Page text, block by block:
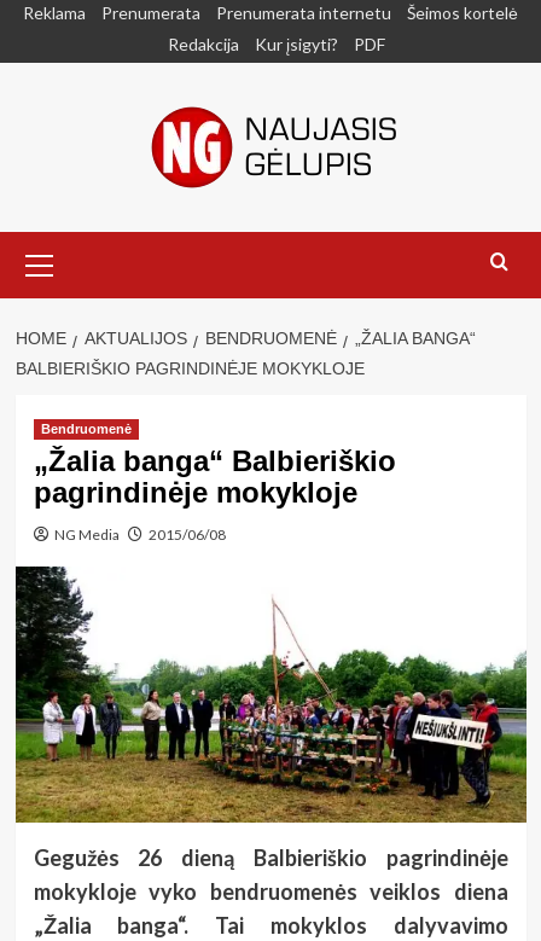
SkipReklama Prenumerata Prenumerata internetu
Šeimos kortelė
Redakcija
Kur įsigyti? PDF
Menu
HOME AKTUALIJOS BENDRUOMENĖ
„ŽALIA BANGA“
BALBIERIŠKIO PAGRINDINĖJE MOKYKLOJE
Bendruomenė
„Žalia banga“ Balbieriškio
pagrindinėje mokykloje
NG Media 2015/06/08
Gegužės 26 dieną Balbieriškio pagrindinėje
mokykloje vyko bendruomenės veiklos diena
„Žalia banga“. Tai mokyklos dalyvavimo